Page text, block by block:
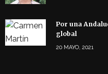
Por una
global
20 MAYO, 2021